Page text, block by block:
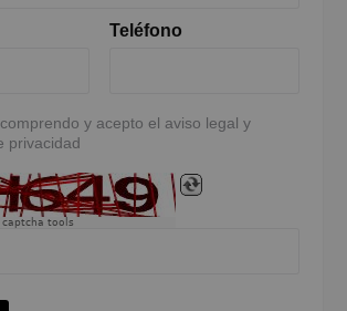
Teléfono
y acepto el aviso legal y
privacidad
captcha tools